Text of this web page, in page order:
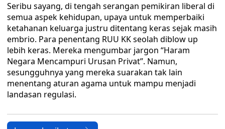
Seribu sayang, di tengah serangan pemikiran liberal di
semua aspek kehidupan, upaya untuk memperbaiki
ketahanan keluarga justru ditentang keras sejak masih
embrio. Para penentang RUU KK seolah diblow up
lebih keras. Mereka mengumbar jargon “Haram
Negara Mencampuri Urusan Privat”. Namun,
sesungguhnya yang mereka suarakan tak lain
menentang aturan agama untuk mampu menjadi
landasan regulasi.